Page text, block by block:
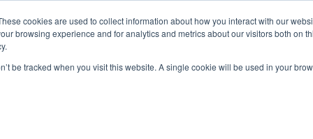
cookies are used to collect information about how you interact with our
browsing experience and for analytics and metrics about our visitors both on
be tracked when you visit this website. A single cookie will be used in your